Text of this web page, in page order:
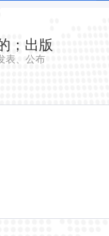
；出版
表、公布